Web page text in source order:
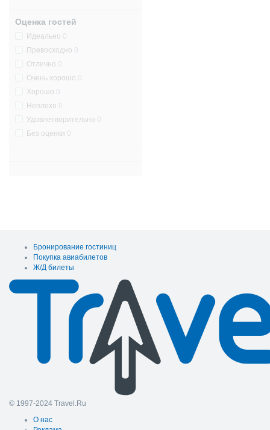
Оценка гостей
Идеально 0
Превосходно 0
Отлично 0
Очень хорошо 0
Хорошо 0
Неплохо 0
Удовлетворительно 0
Без оценки 0
Бронирование гостиниц
Покупка авиабилетов
Ж/Д билеты
© 1997-2024 Travel.Ru
О нас